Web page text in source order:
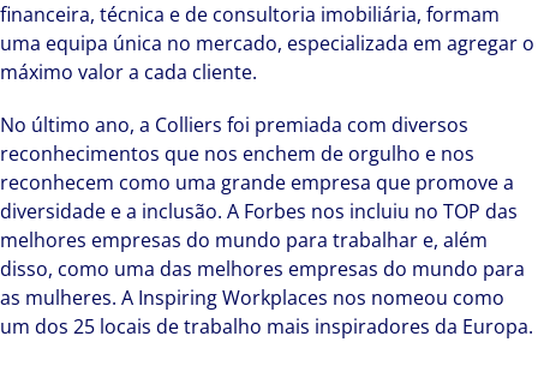
financeira, técnica e de consultoria imobiliária, formam
uma equipa única no mercado, especializada em agregar o
máximo valor a cada cliente.
No último ano, a Colliers foi premiada com diversos
reconhecimentos que nos enchem de orgulho e nos
reconhecem como uma grande empresa que promove a
diversidade e a inclusão. A Forbes nos incluiu no TOP das
melhores empresas do mundo para trabalhar e, além
disso, como uma das melhores empresas do mundo para
as mulheres. A Inspiring Workplaces nos nomeou como
um dos 25 locais de trabalho mais inspiradores da Europa.